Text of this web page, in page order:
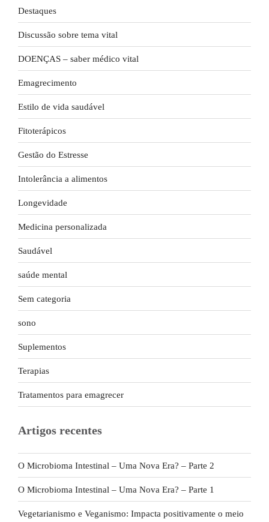
Destaques
Discussão sobre tema vital
DOENÇAS – saber médico vital
Emagrecimento
Estilo de vida saudável
Fitoterápicos
Gestão do Estresse
Intolerância a alimentos
Longevidade
Medicina personalizada
Saudável
saúde mental
Sem categoria
sono
Suplementos
Terapias
Tratamentos para emagrecer
Artigos recentes
O Microbioma Intestinal – Uma Nova Era? – Parte 2
O Microbioma Intestinal – Uma Nova Era? – Parte 1
Vegetarianismo e Veganismo: Impacta positivamente o meio